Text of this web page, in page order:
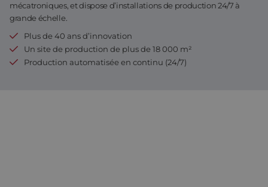
mécatroniques, et dispose d’installations de production 24/7 à
grande échelle.
Plus de 40 ans d’innovation
Un site de production de plus de 18 000 m²
Production automatisée en continu (24/7)